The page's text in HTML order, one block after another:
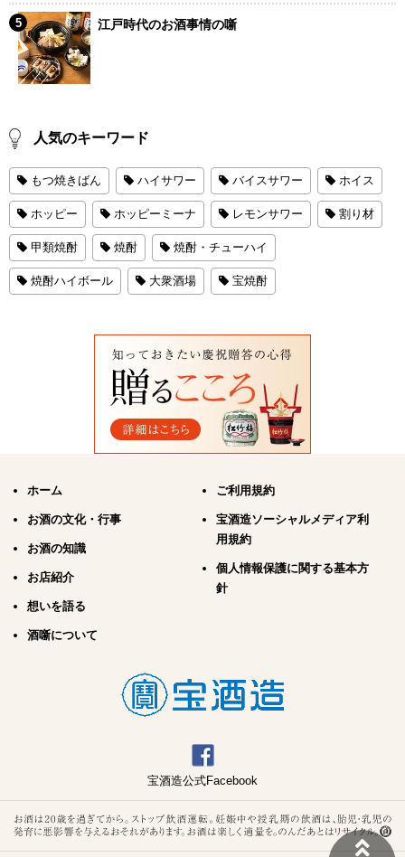
江戸時代のお酒事情の噺
人気のキーワード
もつ焼きばん ハイサワー バイスサワー ホイス
ホッピー ホッピーミーナ レモンサワー 割り材
甲類焼酎 焼酎 焼酎・チューハイ
焼酎ハイボール 大衆酒場 宝焼酎
ホーム
お酒の文化・行事
お酒の知識
お店紹介
想いを語る
酒噺について
ご利用規約
宝酒造ソーシャルメディア利
用規約
個人情報保護に関する基本方
針
宝酒造公式Facebook